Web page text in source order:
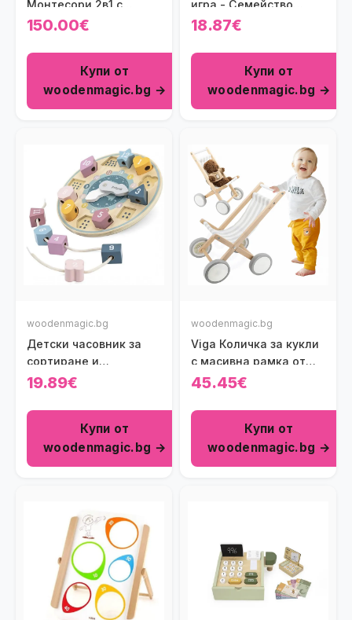
Монтесори 2в1 с
масичка и столче
150.00€
Купи от
woodenmagic.bg →
игра - Семейство
мечета
18.87€
Купи от
woodenmagic.bg →
woodenmagic.bg
Детски часовник за
сортиране и
нанизване Viga toys
19.89€
Купи от
woodenmagic.bg →
woodenmagic.bg
Viga Количка за кукли
с масивна рамка от
бук
45.45€
Купи от
woodenmagic.bg →